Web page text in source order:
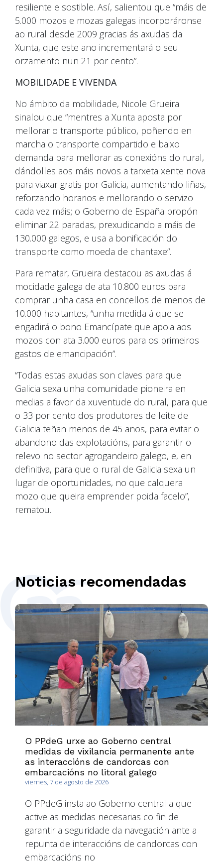
resiliente e sostible. Así, salientou que “máis de
5.000 mozos e mozas galegas incorporáronse
ao rural desde 2009 gracias ás axudas da
Xunta, que este ano incrementará o seu
orzamento nun 21 por cento”.
MOBILIDADE E VIVENDA
No ámbito da mobilidade, Nicole Grueira
sinalou que “mentres a Xunta aposta por
mellorar o transporte público, poñendo en
marcha o transporte compartido e baixo
demanda para mellorar as conexións do rural,
dándolles aos máis novos a tarxeta xente nova
para viaxar gratis por Galicia, aumentando liñas,
reforzando horarios e mellorando o servizo
cada vez máis; o Goberno de España propón
eliminar 22 paradas, prexudicando a máis de
130.000 galegos, e usa a bonificación do
transporte como moeda de chantaxe”.
Para rematar, Grueira destacou as axudas á
mocidade galega de ata 10.800 euros para
comprar unha casa en concellos de menos de
10.000 habitantes, “unha medida á que se
engadirá o bono Emancípate que apoia aos
mozos con ata 3.000 euros para os primeiros
gastos de emancipación”.
“Todas estas axudas son claves para que
Galicia sexa unha comunidade pioneira en
medias a favor da xuventude do rural, para que
o 33 por cento dos produtores de leite de
Galicia teñan menos de 45 anos, para evitar o
abandono das explotacións, para garantir o
relevo no sector agrogandeiro galego, e, en
definitiva, para que o rural de Galicia sexa un
lugar de oportunidades, no que calquera
mozo que queira emprender poida facelo”,
rematou.
Noticias recomendadas
O PPdeG urxe ao Goberno central
medidas de vixilancia permanente ante
as interaccións de candorcas con
embarcacións no litoral galego
viernes, 7 de agosto de 2026
O PPdeG insta ao Goberno central a que
active as medidas necesarias co fin de
garantir a seguridade da navegación ante a
repunta de interaccións de candorcas con
embarcacións no